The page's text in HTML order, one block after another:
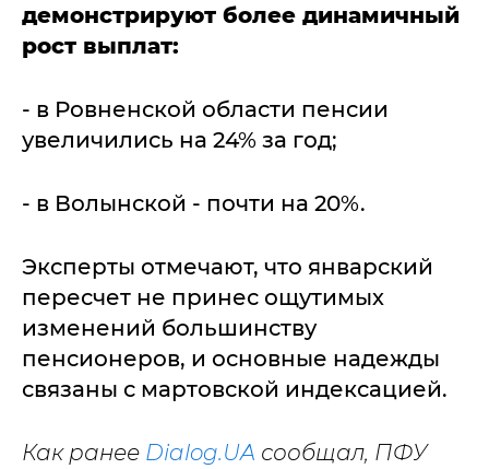
демонстрируют более динамичный
рост выплат:
- в Ровненской области пенсии
увеличились на 24% за год;
- в Волынской - почти на 20%.
Эксперты отмечают, что январский
пересчет не принес ощутимых
изменений большинству
пенсионеров, и основные надежды
связаны с мартовской индексацией.
Как ранее Dialog.UA сообщал, ПФУ